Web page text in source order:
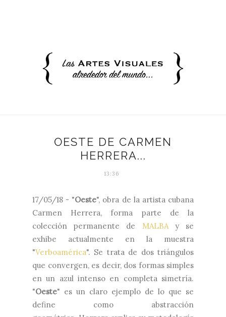
OESTE DE CARMEN
HERRERA...
13:36
17/05/18 - "Oeste", obra de la artista cubana
Carmen Herrera, forma parte de la
colección permanente de MALBAy se
exhibe actualmente en la muestra
"Verboamérica". Se trata de dos triángulos
que convergen, es decir, dos formas simples
en un azul intenso en completa simetría.
"Oeste" es un claro ejemplo de lo que se
define como abstracción